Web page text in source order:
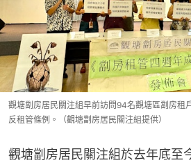
觀塘劏房居民關注組早前訪問94名觀塘區劏房租
反租管條例。（觀塘劏房居民關注組提供）
觀塘劏房居民關注組於去年底至